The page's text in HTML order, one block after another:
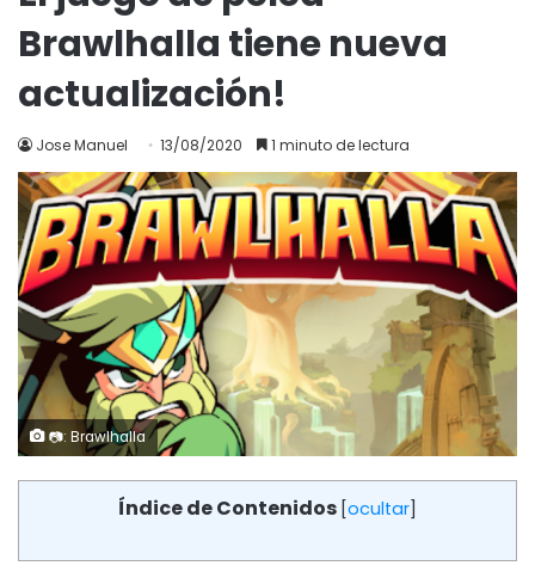
Brawlhalla tiene nueva
actualización!
Jose Manuel 13/08/2020 1 minuto de lectura
📷: Brawlhalla
Índice de Contenidos [ocultar]